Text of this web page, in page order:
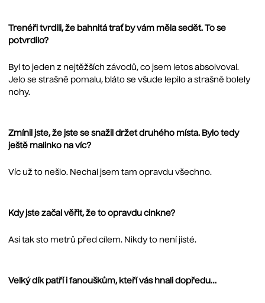
Trenéři tvrdili, že bahnitá trať by vám měla sedět. To se
potvrdilo?
Byl to jeden z nejtěžších závodů, co jsem letos absolvoval.
Jelo se strašně pomalu, bláto se všude lepilo a strašně bolely
nohy.
Zmínil jste, že jste se snažil držet druhého místa. Bylo tedy
ještě malinko na víc?
Víc už to nešlo. Nechal jsem tam opravdu všechno.
Kdy jste začal věřit, že to opravdu cinkne?
Asi tak sto metrů před cílem. Nikdy to není jisté.
Velký dík patří i fanouškům, kteří vás hnali dopředu…